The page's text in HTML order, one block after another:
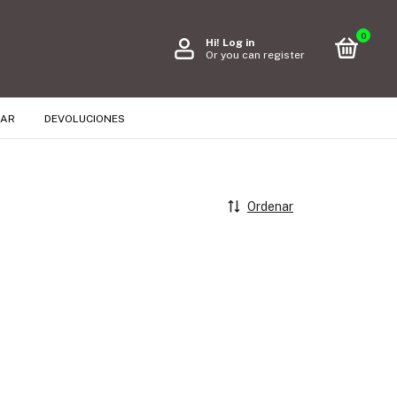
Hi! Log in
Or you can register
0
DEVOLUCIONES
Ordenar